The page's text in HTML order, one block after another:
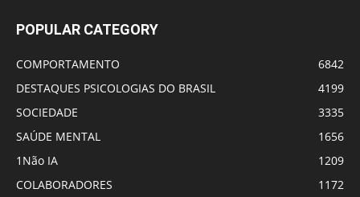
POPULAR CATEGORY
COMPORTAMENTO
6842
DESTAQUES PSICOLOGIAS DO BRASIL
4199
SOCIEDADE
3335
SAÚDE MENTAL
1656
1Não IA
1209
COLABORADORES
1172